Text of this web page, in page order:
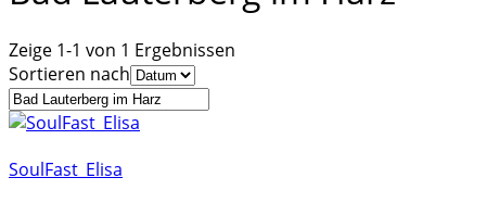
Zeige 1-1 von 1 Ergebnissen
Sortieren nach
SoulFast_Elisa